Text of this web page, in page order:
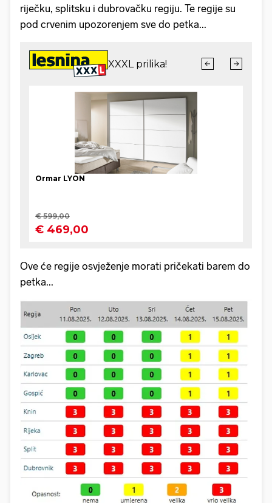
riječku, splitsku i dubrovačku regiju. Te regije su
pod crvenim upozorenjem sve do petka...
Ove će regije osvježenje morati pričekati barem do
petka...